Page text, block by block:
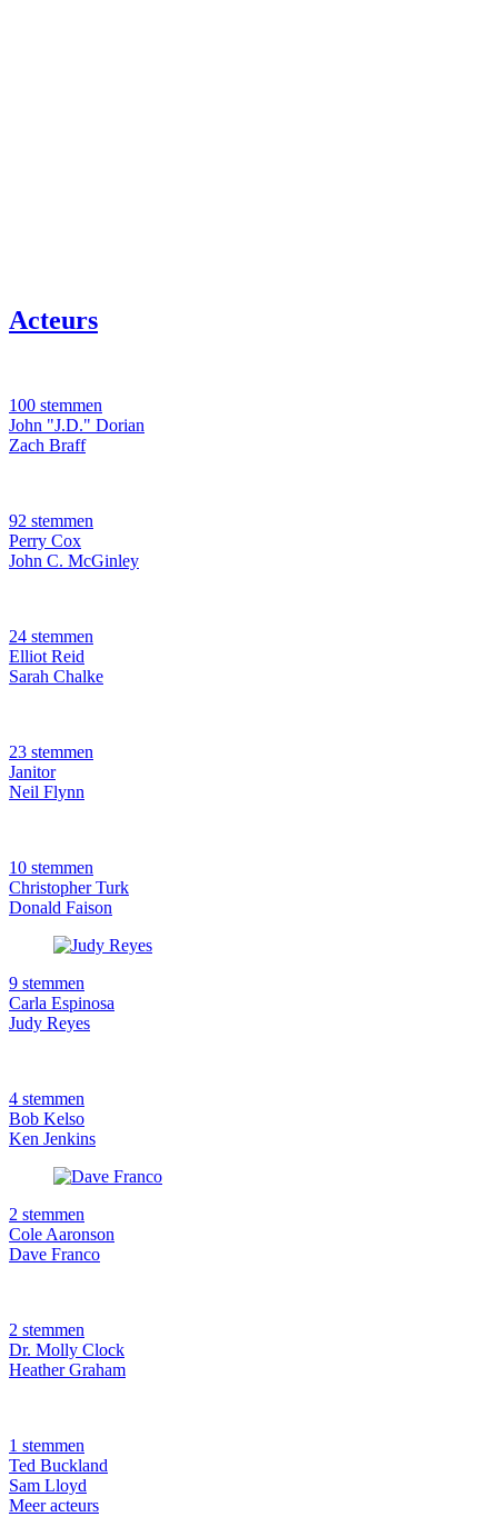
Acteurs
100 stemmen
John "J.D." Dorian
Zach Braff
92 stemmen
Perry Cox
John C. McGinley
24 stemmen
Elliot Reid
Sarah Chalke
23 stemmen
Janitor
Neil Flynn
10 stemmen
Christopher Turk
Donald Faison
9 stemmen
Carla Espinosa
Judy Reyes
4 stemmen
Bob Kelso
Ken Jenkins
2 stemmen
Cole Aaronson
Dave Franco
2 stemmen
Dr. Molly Clock
Heather Graham
1 stemmen
Ted Buckland
Sam Lloyd
Meer acteurs